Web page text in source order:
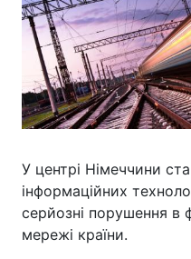
У центрі Німеччини
інформаційних
серйозні порушення в
мережі країни.